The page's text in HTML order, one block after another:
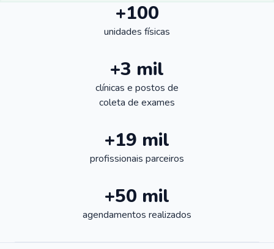
+100
unidades físicas
+3 mil
clínicas e postos de
coleta de exames
+19 mil
profissionais parceiros
+50 mil
agendamentos realizados